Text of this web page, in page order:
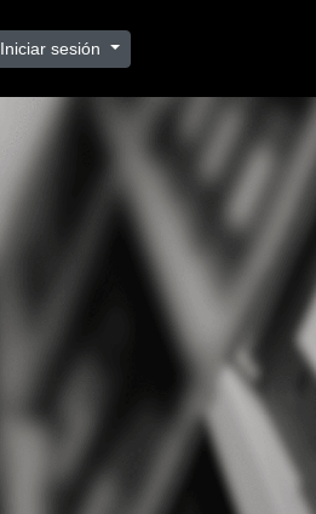
Iniciar sesión